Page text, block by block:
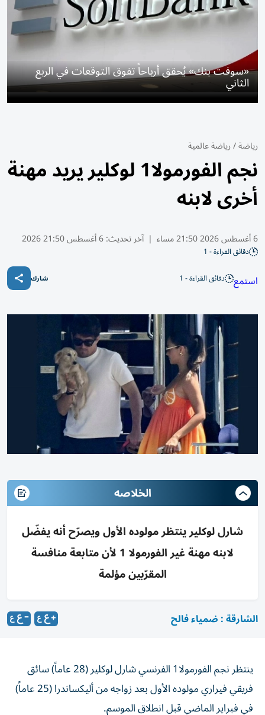
«سوفت بنك» يُحقق أرباحاً تفوق التوقعات في الربع
الثاني
رياضة/رياضة عالمية
نجم الفورمولا1 لوكلير يريد مهنة
أخرى لابنه
6 أغسطس 2026 21:50 مساء | آخر تحديث:6 أغسطس 21:50 2026
دقائق القراءة - 1
استمع دقائق القراءة - 1 شارك
الخلاصه
شارل لوكلير ينتظر مولوده الأول ويصرّح أنه يفضّل
لابنه مهنة غير الفورمولا 1 لأن متابعة منافسة
المقرّبين مؤلمة
الشارقة : ضمياء فالح
ينتظر نجم الفورمولا1 الفرنسي شارل لوكلير (28 عاماً) سائق
فريقي فيراري مولوده الأول بعد زواجه من أليكساندرا (25 عاماً)
في فبراير الماضي قبل انطلاق الموسم.